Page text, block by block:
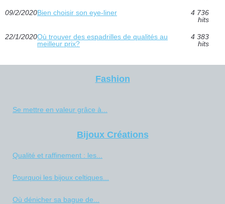
09/2/2020Bien choisir son eye-liner
4 736
hits
22/1/2020Où trouver des espadrilles de qualités au
meilleur prix?
4 383
hits
Fashion
Se mettre en valeur grâce à...
Bijoux Créations
Qualité et raffinement : les...
Pourquoi les bijoux celtiques...
Où dénicher sa bague de...